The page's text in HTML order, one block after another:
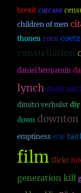
brexit carcass
children of men
thonen coen
constellation
daniel benyamin
lynch david
dimitri verhulst diy
down downton
emptiness erie
film flickr
generation kill